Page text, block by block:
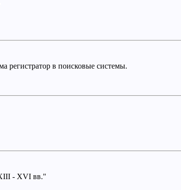
регистратор в поисковые системы.
- XVI вв."